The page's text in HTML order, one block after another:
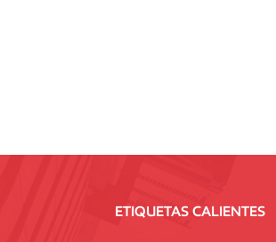
ETIQUETAS CALIENTES